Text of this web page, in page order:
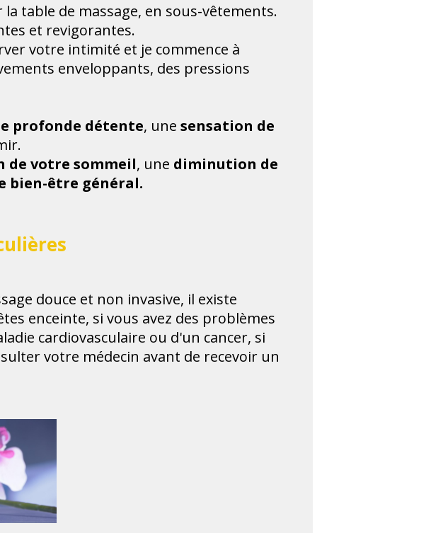
table de massage, en sous-vêtements.
et revigorantes.
votre intimité et je commence à
enveloppants, des pressions
profonde détente, une sensation de
votre sommeil, une diminution de
bien-être général.
douce et non invasive, il existe
enceinte, si vous avez des problèmes
cardiovasculaire ou d'un cancer, si
votre médecin avant de recevoir un